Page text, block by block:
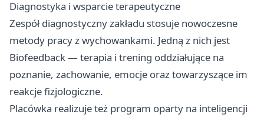
Diagnostyka i wsparcie terapeutyczne
Zespół diagnostyczny zakładu stosuje nowoczesne
metody pracy z wychowankami. Jedną z nich jest
Biofeedback — terapia i trening oddziałujące na
poznanie, zachowanie, emocje oraz towarzyszące im
reakcje fizjologiczne.
Placówka realizuje też program oparty na inteligencji